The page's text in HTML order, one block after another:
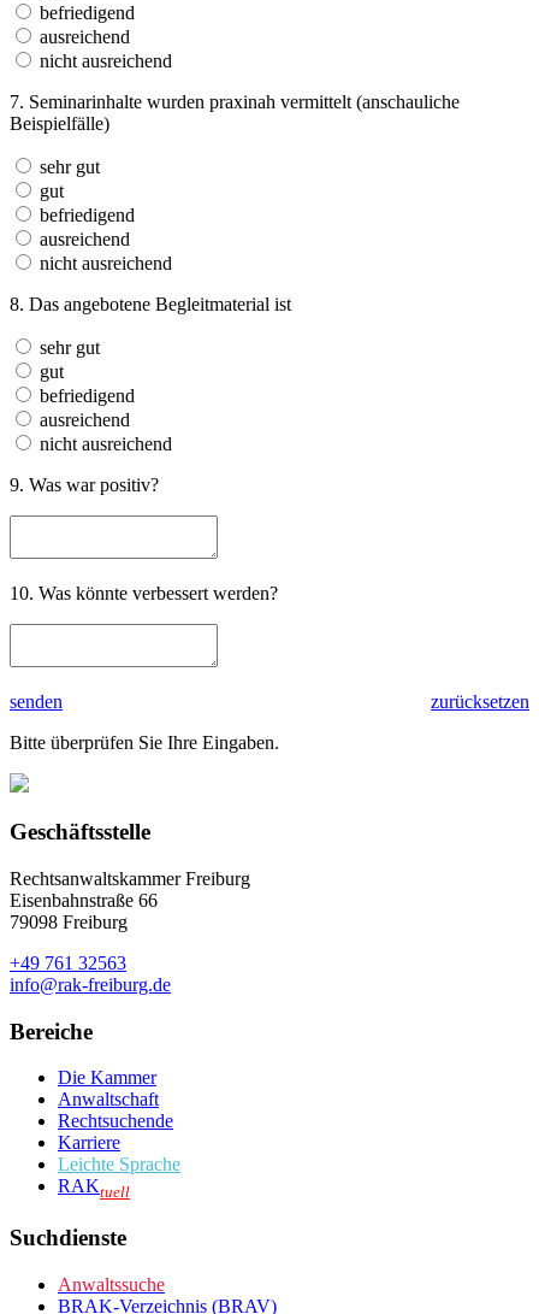
befriedigend
ausreichend
nicht ausreichend
7. Seminarinhalte wurden praxinah vermittelt (anschauliche
Beispielfälle)
sehr gut
gut
befriedigend
ausreichend
nicht ausreichend
8. Das angebotene Begleitmaterial ist
sehr gut
gut
befriedigend
ausreichend
nicht ausreichend
9. Was war positiv?
10. Was könnte verbessert werden?
senden
zurücksetzen
Bitte überprüfen Sie Ihre Eingaben.
Geschäftsstelle
Rechtsanwaltskammer Freiburg
Eisenbahnstraße 66
79098 Freiburg
+49 761 32563
info@rak-freiburg.de
Bereiche
Die Kammer
Anwaltschaft
Rechtsuchende
Karriere
Leichte Sprache
RAKtuell
Suchdienste
Anwaltssuche
BRAK-Verzeichnis (BRAV)